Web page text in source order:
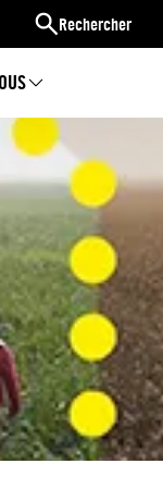
Rechercher